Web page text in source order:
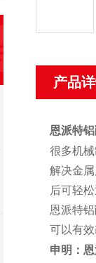
产品
恩派特
很多机
解决金
后可轻
恩派特
可以有
申明：